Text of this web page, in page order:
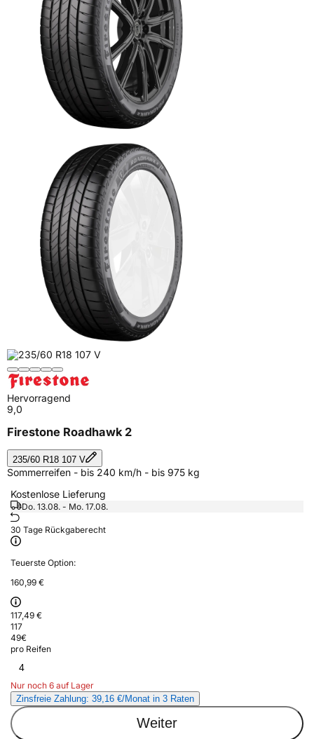
Hervorragend
9,0
Firestone Roadhawk 2
235/60 R18 107 V
Sommerreifen - bis 240 km/h - bis 975 kg
Kostenlose Lieferung
Do. 13.08. - Mo. 17.08.
30 Tage Rückgaberecht
Teuerste Option:
160,99 €
117,49 €
117
49€
pro Reifen
4
Nur noch 6 auf Lager
Zinsfreie Zahlung: 39,16 €/Monat in 3 Raten
Weiter